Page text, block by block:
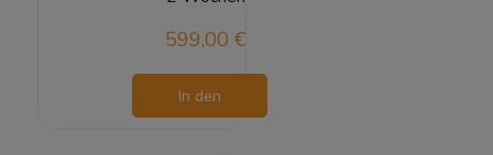
599,00 €
In den